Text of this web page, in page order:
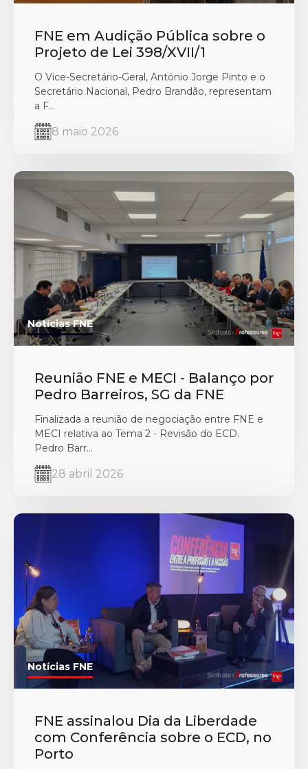
FNE em Audição Pública sobre o
Projeto de Lei 398/XVII/1
O Vice-Secretário-Geral, António Jorge Pinto e o
Secretário Nacional, Pedro Brandão, representam
a F...
8 maio 2026
Notícias FNE
Reunião FNE e MECI - Balanço por
Pedro Barreiros, SG da FNE
Finalizada a reunião de negociação entre FNE e
MECI relativa ao Tema 2 - Revisão do ECD.
Pedro Barr...
28 abril 2026
Notícias FNE
FNE assinalou Dia da Liberdade
com Conferência sobre o ECD, no
Porto